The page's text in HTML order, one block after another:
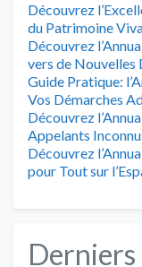
Découvrez
du Patrimoine
Découvrez
vers de Nouvelles
Guide Pratique:
Vos Démarches
Découvrez
Appelants
Découvrez
pour Tout sur